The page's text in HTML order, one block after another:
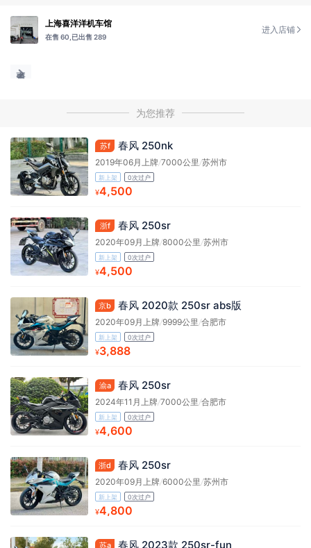
上海喜洋洋机车馆
在售 60, 已出售 289
进入店铺
为您推荐
苏f 春风 250nk
2019年06月上牌/7000公里 /苏州市
新上架 0次过户
¥4,500
浙f 春风 250sr
2020年09月上牌/8000公里 /苏州市
新上架 0次过户
¥4,500
京b 春风 2020款 250sr abs版
2020年09月上牌/9999公里 /合肥市
新上架 0次过户
¥3,888
渝a 春风 250sr
2024年11月上牌/7000公里 /合肥市
新上架 0次过户
¥4,600
浙d 春风 250sr
2020年09月上牌/6000公里 /苏州市
新上架 0次过户
¥4,800
苏a 春风 2023款 250sr-fun